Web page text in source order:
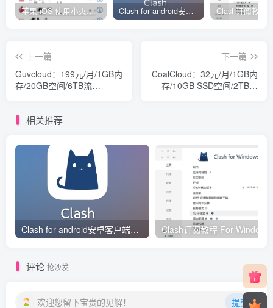
苹果 iOS 使用小火箭(shadowrocket)新手教程 Clash for android安卓客户端保姆级新手使用教程
上一篇
Guvcloud：199元/月/1GB内
存/20GB空间/6TB流
下一篇
CoalCloud：32元/月/1GB内
存/10GB SSD空间/2TB流
相关推荐
Clash for android安卓客户端保姆级新手使用教程
评论 抢沙发
欢迎您留下宝贵的见解！ 提交